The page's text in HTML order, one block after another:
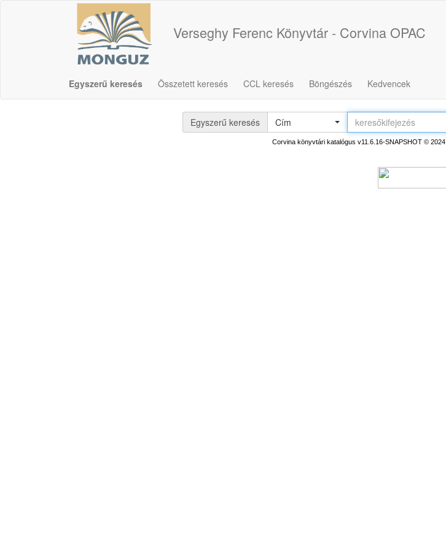
Verseghy Ferenc Könyvtár - Corvina OPAC
Egyszerű keresés Összetett keresés CCL keresés Böngészés Kedvencek
Egyszerű keresés Cím
Corvina könyvtári katalógus v11.6.16-SNAPSHOT © 2024